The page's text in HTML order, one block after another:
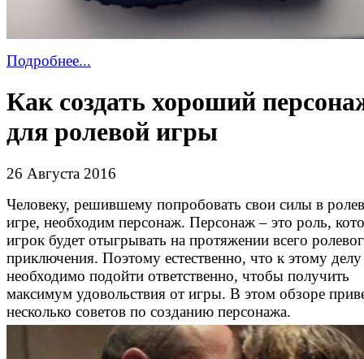
Подробнее...
Как создать хороший
для ролевой игры
26 Августа 2016
Человеку, решившему попробовать свои силы в
игре, необходим персонаж. Персонаж – это роль,
игрок будет отыгрывать на протяжении всего
приключения. Поэтому естественно, что к этому делу
необходимо подойти ответственно, чтобы получить
максимум удовольствия от игры. В этом обзоре
несколько советов по созданию персонажа.